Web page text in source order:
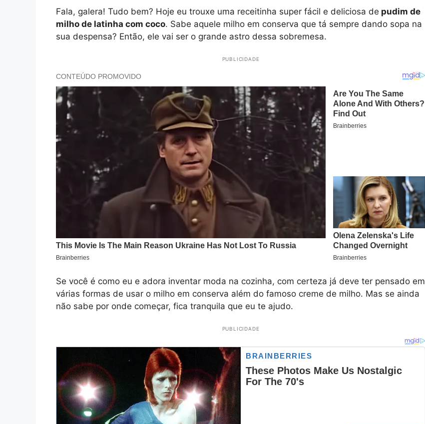
Fala, galera! Tudo bem? Hoje eu trouxe uma receitinha super fácil e deliciosa de pudim de
milho de latinha com coco. Sabe aquele milho em conserva que tá sempre dando sopa na
sua despensa? Então, ele vai ser o grande astro dessa sobremesa.
PUBLICIDADE
Se você é como eu e adora inventar moda na cozinha, com certeza já deve ter pensado em
várias formas de usar o milho em conserva além do famoso creme de milho. Mas se ainda
não sabe por onde começar, fica tranquila que eu te ajudo.
PUBLICIDADE